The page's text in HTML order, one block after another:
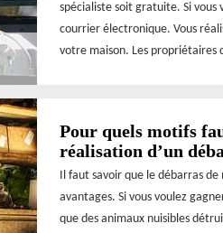
spécialiste soit gratuite. Si vous
courrier électronique. Vous
votre maison. Les
Pour quels motifs
réalisation d’un
Il faut savoir que le débarras
avantages. Si vous voulez
que des animaux nuisibles